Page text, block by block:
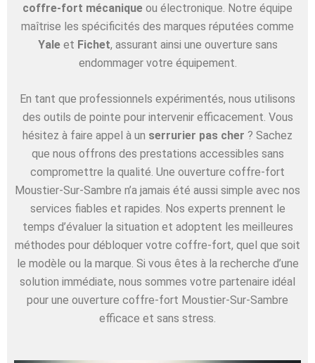
coffre-fort mécanique ou électronique. Notre équipe
maîtrise les spécificités des marques réputées comme
Yaleet Fichet, assurant ainsi une ouverture sans
endommager votre équipement.
En tant que professionnels expérimentés, nous utilisons
des outils de pointe pour intervenir efficacement. Vous
hésitez à faire appel à un serrurier pas cher ? Sachez
que nous offrons des prestations accessibles sans
compromettre la qualité. Une ouverture coffre-fort
Moustier-Sur-Sambre n’a jamais été aussi simple avec nos
services fiables et rapides. Nos experts prennent le
temps d’évaluer la situation et adoptent les meilleures
méthodes pour débloquer votre coffre-fort, quel que soit
le modèle ou la marque. Si vous êtes à la recherche d’une
solution immédiate, nous sommes votre partenaire idéal
pour une ouverture coffre-fort Moustier-Sur-Sambre
efficace et sans stress.